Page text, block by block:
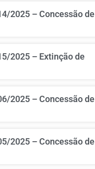
2025 – Concessão de
2025 – Extinção de
2025 – Concessão de
2025 – Concessão de